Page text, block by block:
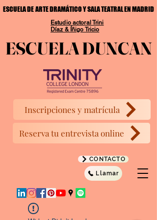
CONTACTO
Llamar
Reserva tu entrevista online
ESCUELA DE ARTE DRAMÁTICO Y SALA TEATRAL EN MADRID
ESCUELA DE ARTE DRAMÁTICO Y SALA TEATRAL EN MADRID
ESCUELA DUNCAN
ESCUELA DUNCAN
Inscripciones y matrícula
Estudio actoral Trini
Díaz & Íñigo Tricio